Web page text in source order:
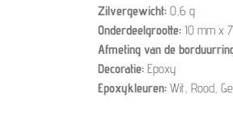
Zilvergewicht: 0,6 g
Onderdeelgrootte: 10 mm x
Afmeting van de
Decoratie: Epoxy
Epoxykleuren: Wit, Rood,